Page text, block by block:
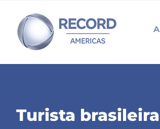
content
Turista